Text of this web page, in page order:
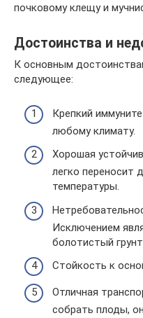
почковому клещу и
Достоинства и
К основным
следующее:
Крепкий
любому климату.
Хорошая
легко переносит
температуры.
Исключением
болотистый грунт.
Стойкость к
Отличная
собрать плоды,